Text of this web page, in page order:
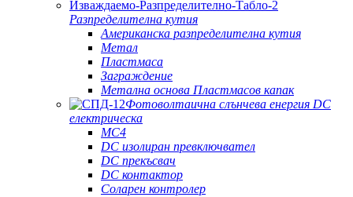
Разпределителна кутия
Американска разпределителна кутия
Метал
Пластмаса
Заграждение
Метална основа Пластмасов капак
Фотоволтаична слънчева енергия DC
електрическа
MC4
DC изолиран превключвател
DC прекъсвач
DC контактор
Соларен контролер